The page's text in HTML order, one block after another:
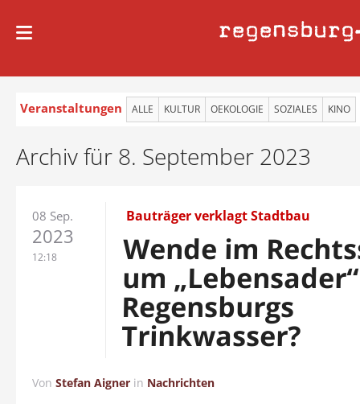
regensburg
Veranstaltungen ALLE KULTUR OEKOLOGIE SOZIALES KINO
Archiv für 8. September 2023
08 Sep.
2023
12:18
Bauträger verklagt Stadtbau
Wende im
um
Regensburgs
Trinkwasser?
Von Stefan Aigner in Nachrichten